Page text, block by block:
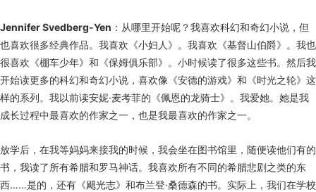
Jennifer Svedberg-Yen ：从哪里开始呢？我喜欢科幻和奇幻小说，但
也喜欢很多经典作品。我喜欢《小妇人》。我喜欢《基督山伯爵》。我也
很喜欢《棚车少年》和《保姆俱乐部》。小时候读了很多这些书。然后我
开始读更多的科幻和奇幻小说，喜欢像《安德的游戏》和《时光之轮》这
样的系列。我以前读安妮·麦考菲的《佩恩的龙骑士》。我爱她。她是我
成长过程中最喜欢的作家之一，也是我最喜欢的作家之一。
放学后，在我等妈妈来接我的时候，我会坐在图书馆里，随便读他们有的
书，我读了所有希腊和罗马神话。我喜欢所有不同的希腊悲剧之类的东
西……是的，还有《飓光志》和布兰登·桑德森的书。实际上，我们在学校